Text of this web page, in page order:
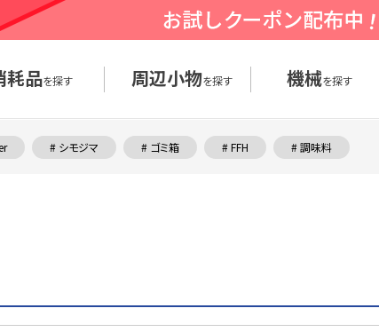
耗品を探す 周辺小物を探す 機械を探す
# シモジマ # ゴミ箱 # FFH # 調味料